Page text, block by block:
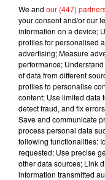
will remain
Pornhub Premium
love you! �xÈ
— Pornhub ARIA
Une bonne idée pour
bientôt débarquer en
Musique
We and our (447)
your consent and/or our
information on a device;
profiles for personalised
advertising; Measure
performance;
of data from different
profiles to personalise
content; Use limited data
detect fraud, and fix
Save and communicate
process personal data
following functionalities:
requested; Use precise
other data sources; Link
information transmitted